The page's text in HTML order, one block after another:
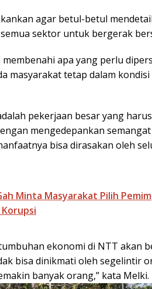
agar betul-betul
sektor untuk bergerak
apa yang perlu
masyarakat tetap dalam kondisi
pekerjaan besar yang harus
mengedepankan semangat
bisa dirasakan oleh
Minta Masyarakat Pilih
ekonomi di NTT akan
bisa dinikmati oleh segelintir
banyak orang,” kata Melki.